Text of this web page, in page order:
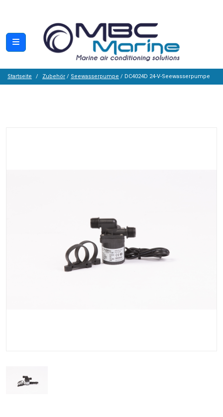
Startseite Zubehör / Seewasserpumpe / DC4024D 24-V-Seewasserpumpe